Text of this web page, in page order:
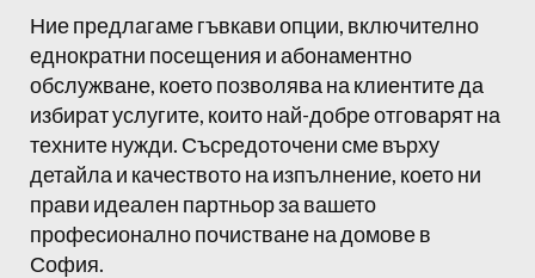
Ние предлагаме гъвкави опции, включително
еднократни посещения и абонаментно
обслужване, което позволява на клиентите да
избират услугите, които най-добре отговарят на
техните нужди. Съсредоточени сме върху
детайла и качеството на изпълнение, което ни
прави идеален партньор за вашето
професионално почистване на домове в
София.